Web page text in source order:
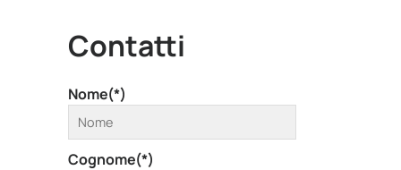
Contatti
Nome(*)
Cognome(*)